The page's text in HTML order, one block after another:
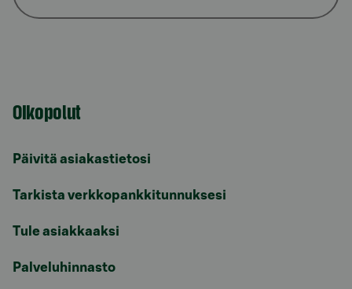
Oikopolut
Päivitä asiakastietosi
Tarkista verkkopankkitunnuksesi
Tule asiakkaaksi
Palveluhinnasto